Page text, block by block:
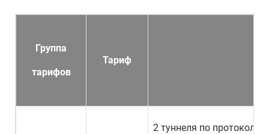
Группа
тарифов
Тариф
2 туннеля по